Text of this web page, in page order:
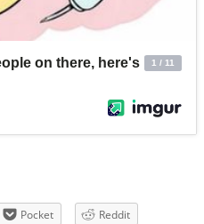
Pocket
Reddit